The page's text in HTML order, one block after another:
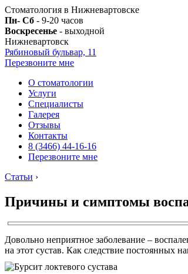
Стоматология в Нижневартовске
Пн- Сб - 9-20 часов
Воскресенье - выходной
Нижневартовск
Рябиновый бульвар, 11
Перезвоните мне
О стоматологии
Услуги
Специалисты
Галерея
Отзывы
Контакты
8 (3466) 44-16-16
Перезвоните мне
Статьи ›
Причины и симптомы
Довольно неприятное заболевание –
на этот сустав. Как следствие постоянных